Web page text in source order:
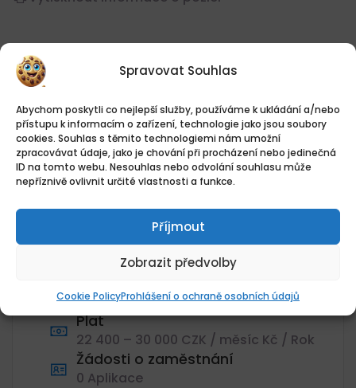
Spravovat Souhlas
Abychom poskytli co nejlepší služby, používáme k ukládání a/nebo
přístupu k informacím o zařízení, technologie jako jsou soubory
cookies. Souhlas s těmito technologiemi nám umožní
zpracovávat údaje, jako je chování při procházení nebo jedinečná
ID na tomto webu. Nesouhlas nebo odvolání souhlasu může
nepříznivě ovlivnit určité vlastnosti a funkce.
Příjmout
Zobrazit předvolby
Cookie PolicyProhlášení o ochraně osobních údajů
Přehled práce
Datum zveřejnění
04.08.2026
Umístění
WoodNats s.r.o., Sídlištní, Lysolaje,
Hlavní město Praha
Kategorie
22400Kč - 30000Kč
Plat
22 400 – 30 000 CZK / měsíc Kč / Rok
Žádosti o zaměstnání
0 Aplikace